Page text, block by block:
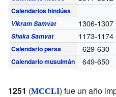
Calendarios hindúes
Vikram Samvat
1306-1307
Shaka Samvat 1173-1174
Calendario persa 629-630
Calendario musulmán 649-650
1251 (MCCLI) fue un año